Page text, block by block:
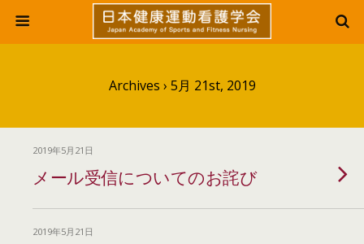
Archives › 5月 21st, 2019
2019年5月21日
メール受信についてのお詫び
2019年5月21日